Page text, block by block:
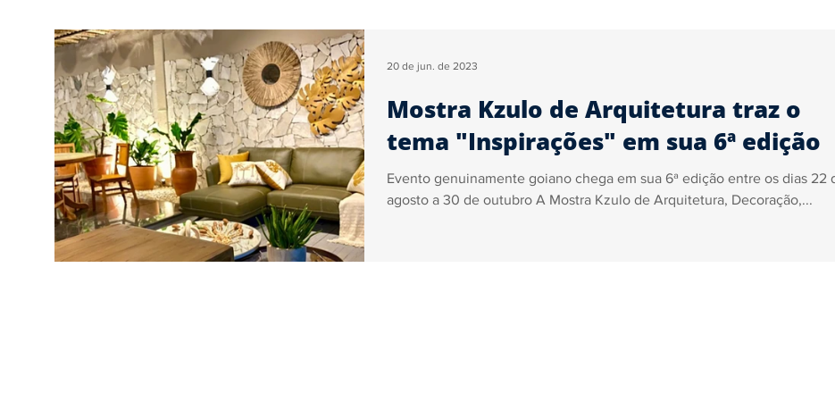
Educação Turismo Internacional
Geral Brasil Artigos Ogoiás Verifica Sidiney Leonis Pedro Almeida Marcelo John
Colunistas Vídeo Sérgio Couto Concursos e Empregos
Mostra Kzulo de Arquitetura traz o
tema "Inspirações" em sua 6ª edição
Evento genuinamente goiano chega em sua 6ª edição entre os dias 22
agosto a 30 de outubro A Mostra Kzulo de Arquitetura, Decoração,...
20 de jun. de 2023